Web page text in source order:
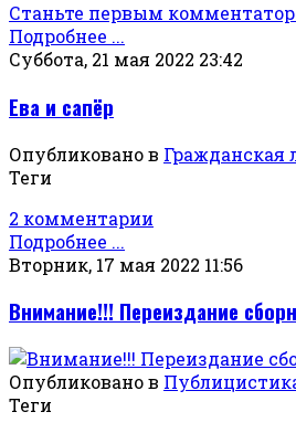
Станьте первым
Подробнее ...
Суббота, 21 мая 2022 23:42
Ева и сапёр
Опубликовано в Гражданская
Теги
2 комментарии
Подробнее ...
Вторник, 17 мая 2022 11:56
Внимание!!! Переиздание
Опубликовано в
Теги